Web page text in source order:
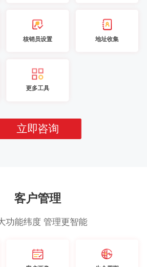
核销员设置 地址收集
更多工具
立即咨询
客户管理
功能纬度 管理更智能